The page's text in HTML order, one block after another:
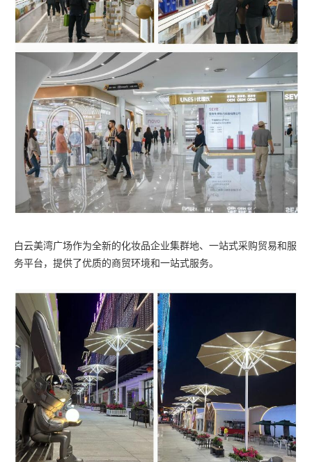
白云美湾广场作为全新的化妆品企业集群地、一站式采购贸易和服
务平台，提供了优质的商贸环境和一站式服务。